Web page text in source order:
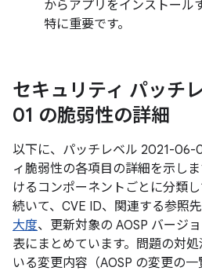
からアプリをインストール
特に重要です。
セキュリティ パッチ
01 の脆弱性の詳細
以下に、パッチレベル 2021-06-
ィ脆弱性の各項目の詳細を示し
けるコンポーネントごとに分類
続いて、CVE ID、関連する参照先
大度、更新対象の AOSP バージ
表にまとめています。問題の対
いる変更内容（AOSP の変更の